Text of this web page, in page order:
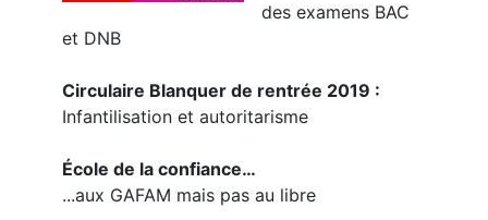
des examens BAC
et DNB
Circulaire Blanquer de rentrée 2019 :
Infantilisation et autoritarisme
École de la confiance…
...aux GAFAM mais pas au libre